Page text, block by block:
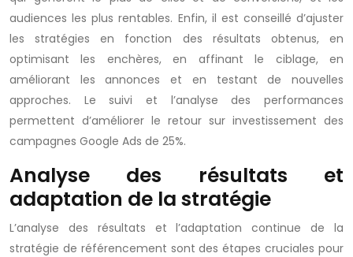
audiences les plus rentables. Enfin, il est conseillé d’ajuster
les stratégies en fonction des résultats obtenus, en
optimisant les enchères, en affinant le ciblage, en
améliorant les annonces et en testant de nouvelles
approches. Le suivi et l’analyse des performances
permettent d’améliorer le retour sur investissement des
campagnes Google Ads de 25%.
Analyse des résultats et
adaptation de la stratégie
L’analyse des résultats et l’adaptation continue de la
stratégie de référencement sont des étapes cruciales pour